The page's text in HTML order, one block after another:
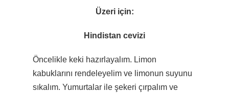
Üzeri için:
Hindistan cevizi
Öncelikle keki hazırlayalım. Limon
kabuklarını rendeleyelim ve limonun suyunu
sıkalım. Yumurtalar ile şekeri çırpalım ve